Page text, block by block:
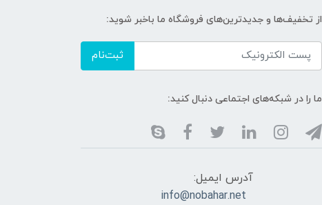
از تخفیف‌ها و جدیدترین‌های فروشگاه ما باخبر شوید:
ثبت‌نام
ما را در شبکه‌های اجتماعی دنبال کنید:
آدرس ایمیل:
info@nobahar.net